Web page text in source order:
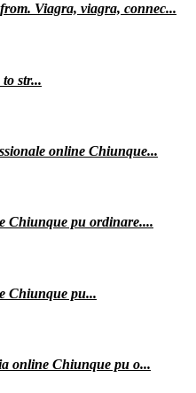
Viagra, viagra, connec...
to str...
online Chiunque...
Chiunque pu ordinare....
Chiunque pu...
online Chiunque pu o...